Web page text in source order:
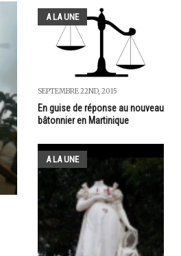
A LA UNE
SEPTEMBRE 22ND, 2015
En guise de réponse au nouveau
bâtonnier en Martinique
A LA UNE